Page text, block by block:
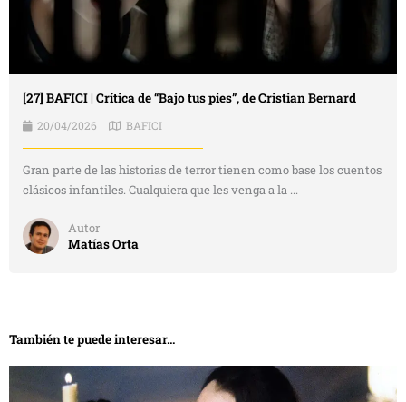
[27] BAFICI | Crítica de “Bajo tus pies”, de Cristian Bernard
20/04/2026 BAFICI
Gran parte de las historias de terror tienen como base los cuentos
clásicos infantiles. Cualquiera que les venga a la ...
Autor
Matías Orta
También te puede interesar...